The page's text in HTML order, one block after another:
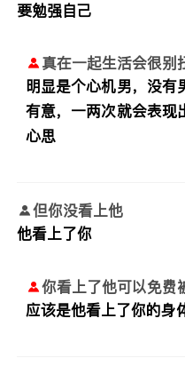
要勉强自己
真在一起生活会很别
明显是个心机男，没有
有意，一两次就会表现
心思
但你没看上他
他看上了你
你看上了他可以免费
应该是他看上了你的身